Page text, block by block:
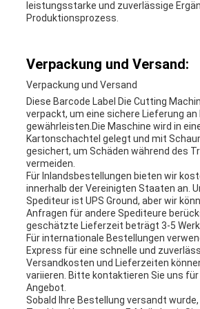
leistungsstarke und zuverlässige
Produktionsprozess.
Verpackung und Versand:
Verpackung und Versand
Diese Barcode Label Die Cutting
verpackt, um eine sichere Lieferung an
gewährleisten.Die Maschine wird in
Kartonschachtel gelegt und mit
gesichert, um Schäden während des
vermeiden.
Für Inlandsbestellungen bieten wir
innerhalb der Vereinigten Staaten an.
Spediteur ist UPS Ground, aber wir
Anfragen für andere Spediteure
geschätzte Lieferzeit beträgt 3-5
Für internationale Bestellungen
Express für eine schnelle und
Versandkosten und Lieferzeiten
variieren. Bitte kontaktieren Sie uns
Angebot.
Sobald Ihre Bestellung versandt